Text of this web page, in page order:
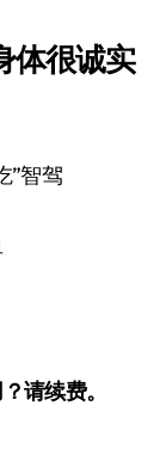
体很诚实
”智驾
请续费。